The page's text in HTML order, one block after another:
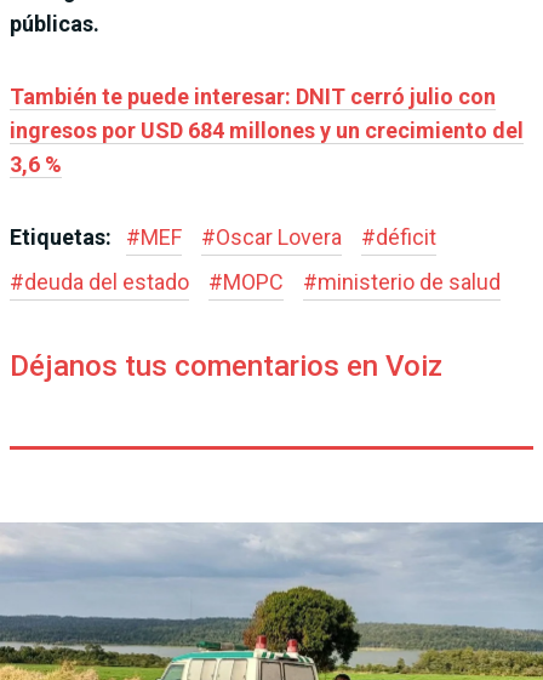
públicas.
También te puede interesar: DNIT cerró julio con
ingresos por USD 684 millones y un crecimiento del
3,6 %
Etiquetas: #MEF #Oscar Lovera #déficit
#deuda del estado #MOPC #ministerio de salud
Déjanos tus comentarios en Voiz